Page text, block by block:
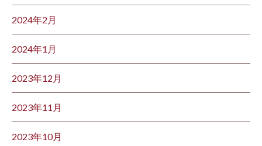
2024年2月
2024年1月
2023年12月
2023年11月
2023年10月